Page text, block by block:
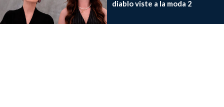
diablo viste a la moda 2